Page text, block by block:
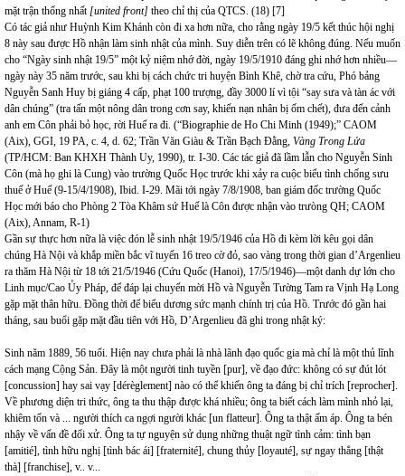
mặt trận thống nhất [united front] theo chỉ thị của QTCS. (18) [7]
Có tác giả như Huỳnh Kim Khánh còn đi xa hơn nữa, cho rằng ngày 19/5 kết thúc hội nghị
8 này sau được Hồ nhận làm sinh nhật của mình. Suy diễn trên có lẽ không đúng. Nếu muốn
cho “Ngày sinh nhật 19/5” một kỷ niệm nhớ đời, ngày 19/5/1910 đáng ghi nhớ hơn nhiều—
ngày này 35 năm trước, sau khi bị cách chức tri huyện Bình Khê, chờ tra cứu, Phó bảng
Nguyễn Sanh Huy bị giáng 4 cấp, phạt 100 trượng, đầy 3000 lí vì tội “say sưa và tàn ác với
dân chúng” (tra tấn một nông dân trong cơn say, khiến nạn nhân bị ốm chết), đưa đến cảnh
anh em Côn phải bỏ học, rời Huế ra đi. (“Biographie de Ho Chi Minh (1949);” CAOM
(Aix), GGI, 19 PA, c. 4, d. 62; Trần Văn Giàu & Trần Bạch Đằng, Vàng Trong Lửa
(TP/HCM: Ban KHXH Thành Uy, 1990), tr. I-30. Các tác giả đã lầm lẫn cho Nguyễn Sinh
Côn (mà họ ghi là Cung) vào trường Quốc Học trước khi xảy ra cuộc biểu tình chống sưu
thuế ở Huế (9-15/4/1908), Ibid. I-29. Mãi tới ngày 7/8/1908, ban giám đốc trường Quốc
Học mới báo cho Phòng 2 Tòa Khâm sứ Huế là Côn được nhận vào trưòng QH; CAOM
(Aix), Annam, R-1)
Gần sự thực hơn nữa là việc đón lễ sinh nhật 19/5/1946 của Hồ đi kèm lời kêu gọi dân
chúng Hà Nội và khắp miền bắc vĩ tuyến 16 treo cờ đỏ, sao vàng trong thời gian d’Argenlieu
ra thăm Hà Nội từ 18 tới 21/5/1946 (Cứu Quốc (Hanoi), 17/5/1946)—một danh dự lớn cho
Linh mục/Cao Ủy Pháp, để đáp lại chuyến mời Hồ và Nguyễn Tường Tam ra Vịnh Hạ Long
gặp mặt thân hữu. Đồng thời để biểu dương sức mạnh chính trị của Hồ. Trước đó gần hai
tháng, sau buổi gặp mặt đầu tiên với Hồ, D’Argenlieu đã ghi trong nhật ký:
Sinh năm 1889, 56 tuổi. Hiện nay chưa phải là nhà lãnh đạo quốc gia mà chỉ là một thủ lĩnh
cách mạng Cộng Sản. Đây là một người tinh tuyền [pur], về đạo đức: không có sự đút lót
[concussion] hay sai vạy [dérèglement] nào có thể khiến ông ta đáng bị chỉ trích [reprocher].
Về phương diện tri thức, ông ta thu thập được khá nhiều; ông ta biết cách làm mình nhỏ lại,
khiêm tốn và ... người thích ca ngợi người khác [un flatteur]. Ông ta thật ấm áp. Ông ta bén
nhậy về vấn đề đối xử. Ông ta tự nguyện sử dụng những thuật ngữ tình cảm: tình bạn
[amitié], tình hữu nghị [tình bác ái] [fraternité], chung thủy [loyauté], sự ngay thẳng [thật
thà] [franchise], v.. v...